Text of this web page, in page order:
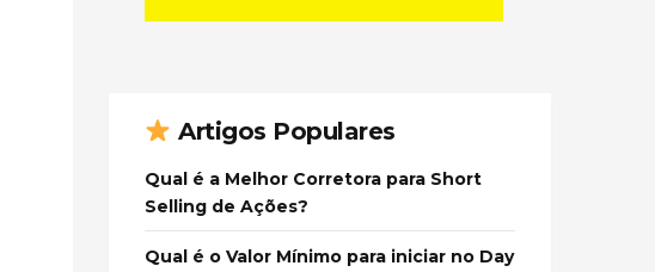
Artigos Populares
Qual é a Melhor Corretora para Short
Selling de Ações?
Qual é o Valor Mínimo para iniciar no Day